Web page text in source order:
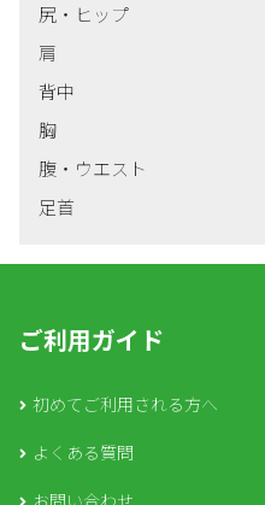
尻・ヒップ
肩
背中
胸
腹・ウエスト
足首
ご利用ガイド
初めてご利用される方へ
よくある質問